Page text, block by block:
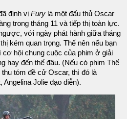
định vị Fury là một đấu thủ Oscar
trong tháng 11 và tiếp thị toàn lực.
với ngày phát hành giữa tháng
kém quan trọng. Thế nên nếu bạn
cơ hội chung cuộc của phim ở giải
hay đến thế đâu. (Nếu có phim Thế
tóm đề cử Oscar, thì đó là
Angelina Jolie đạo diễn).